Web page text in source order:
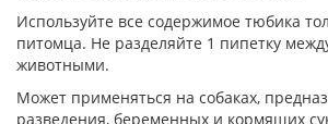
Используйте все содержимое тюбика
питомца. Не разделяйте 1 пипетку
животными.
Может применяться на собаках,
разведения, беременных и кормящих